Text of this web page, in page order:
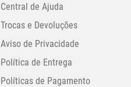
Central de Ajuda
Trocas e Devoluções
Aviso de Privacidade
Política de Entrega
Políticas de Pagamento